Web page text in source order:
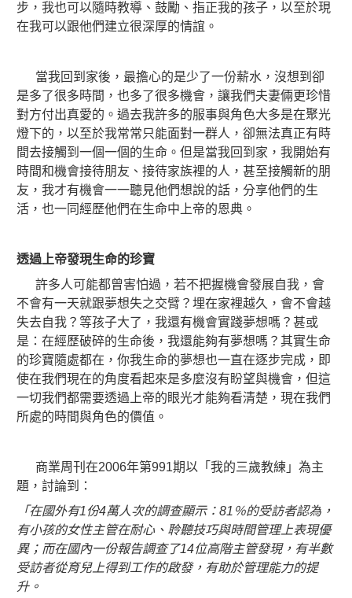
步，我也可以隨時教導、鼓勵、指正我的孩子，以至於現
在我可以跟他們建立很深厚的情誼。
當我回到家後，最擔心的是少了一份薪水，沒想到卻
是多了很多時間，也多了很多機會，讓我們夫妻倆更珍惜
對方付出真愛的。過去我許多的服事與角色大多是在聚光
燈下的，以至於我常常只能面對一群人，卻無法真正有時
間去接觸到一個一個的生命。但是當我回到家，我開始有
時間和機會接待朋友、接待家族裡的人，甚至接觸新的朋
友，我才有機會一一聽見他們想說的話，分享他們的生
活，也一同經歷他們在生命中上帝的恩典。
透過上帝發現生命的珍寶
許多人可能都曾害怕過，若不把握機會發展自我，會
不會有一天就跟夢想失之交臂？埋在家裡越久，會不會越
失去自我？等孩子大了，我還有機會實踐夢想嗎？甚或
是：在經歷破碎的生命後，我還能夠有夢想嗎？其實生命
的珍寶隨處都在，你我生命的夢想也一直在逐步完成，即
使在我們現在的角度看起來是多麼沒有盼望與機會，但這
一切我們都需要透過上帝的眼光才能夠看清楚，現在我們
所處的時間與角色的價值。
商業周刊在2006年第991期以「我的三歲教練」為主
題，討論到：
「在國外有1份4萬人次的調查顯示：81％的受訪者認為，
有小孩的女性主管在耐心、聆聽技巧與時間管理上表現優
異；而在國內一份報告調查了14位高階主管發現，有半數
受訪者從育兒上得到工作的啟發，有助於管理能力的提
升。